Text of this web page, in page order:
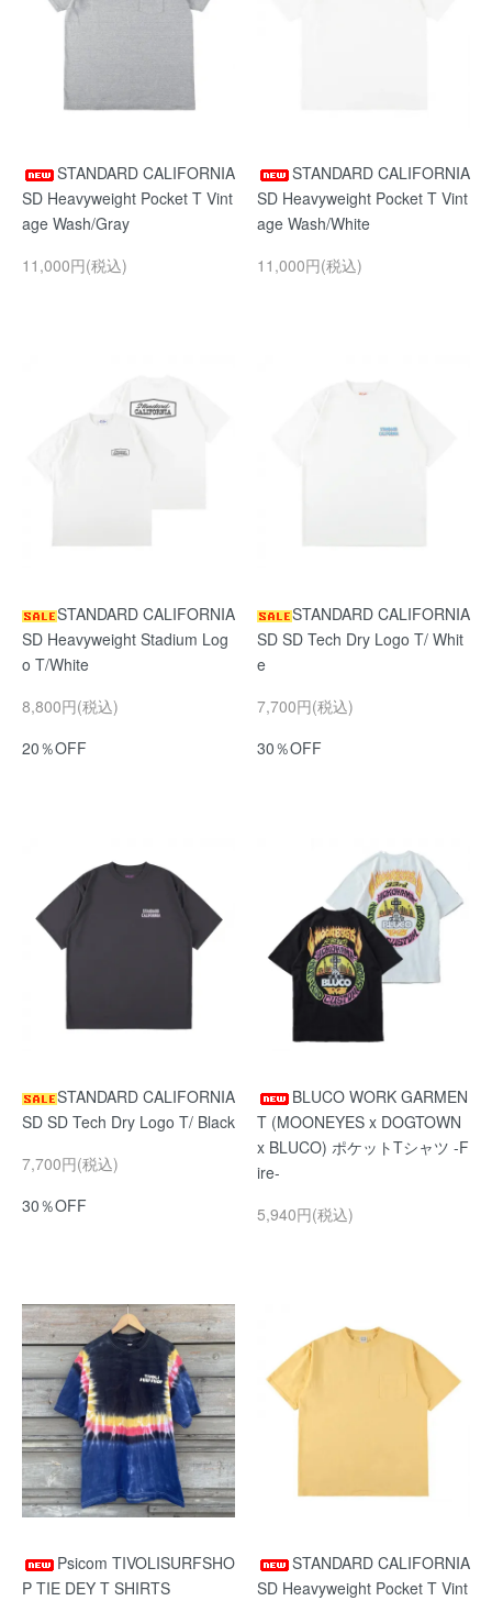
STANDARD CALIFORNIA
SD Heavyweight Pocket T Vint
age Wash/Gray
11,000円(税込)
STANDARD CALIFORNIA
SD Heavyweight Pocket T Vint
age Wash/White
11,000円(税込)
STANDARD CALIFORNIA
SD Heavyweight Stadium Log
o T/White
8,800円(税込)
20％OFF
STANDARD CALIFORNIA
SD SD Tech Dry Logo T/ Whit
e
7,700円(税込)
30％OFF
STANDARD CALIFORNIA
SD SD Tech Dry Logo T/ Black
7,700円(税込)
30％OFF
BLUCO WORK GARMEN
T (MOONEYES x DOGTOWN
x BLUCO) ポケットTシャツ -F
ire-
5,940円(税込)
Psicom TIVOLISURFSHO
P TIE DEY T SHIRTS
STANDARD CALIFORNIA
SD Heavyweight Pocket T Vint